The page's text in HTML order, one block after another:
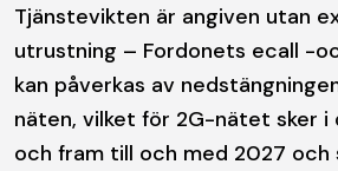
Tjänstevikten är angiven utan
utrustning – Fordonets ecall -
kan påverkas av
näten, vilket för 2G-nätet sker
och fram till och med 2027 och